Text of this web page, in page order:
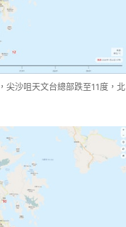
尖沙咀天文台總部跌至11度，北